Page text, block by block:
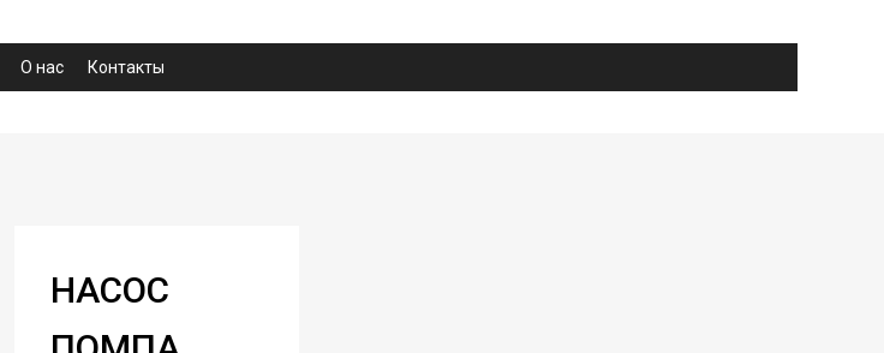
О нас Контакты
НАСОС